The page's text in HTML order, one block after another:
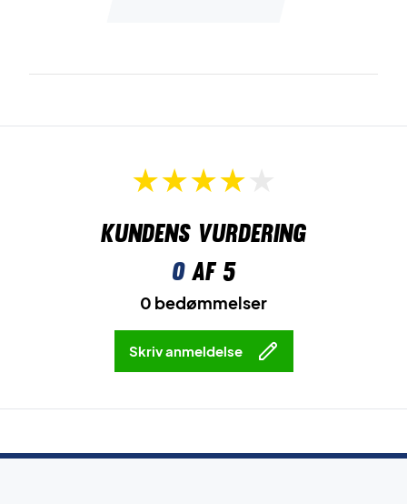
Kundens vurdering
0af 5
0 bedømmelser
Skriv anmeldelse